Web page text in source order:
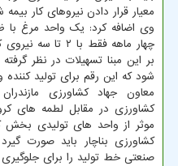
معیار قرار دادن نیروهای کار
چهار ماهه فقط با
شود که این رقم برای تولید
معاون جهاد کشاورزی
کشاورزی در مقابل لطمه های
موثر از واحد های تولیدی بخش
کشاورزی بناچار باید صورت
صنعتی خط تولید را برای